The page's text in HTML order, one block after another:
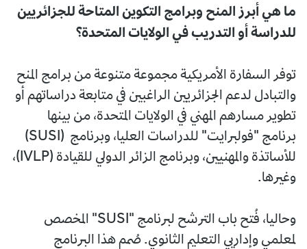
ما هي أبرز المنح وبرامج التكوين المتاحة للجزائريين
للدراسة أو التدريب في الولايات المتحدة؟
توفر السفارة الأمريكية مجموعة متنوعة من برامج المنح
والتبادل لدعم الجزائريين الراغبين في متابعة دراساتهم أو
تطوير مسارهم المهني في الولايات المتحدة، من بينها
برنامج "فولبرايت" للدراسات العليا، وبرنامج (SUSI)
للأساتذة والمهنيين، وبرنامج الزائر الدولي للقيادة (IVLP)،
وغيرها.
وحاليا، فُتح باب الترشح لبرنامج "SUSI" المخصص
لمعلمي وإداريي التعليم الثانوي. صُمم هذا البرنامج